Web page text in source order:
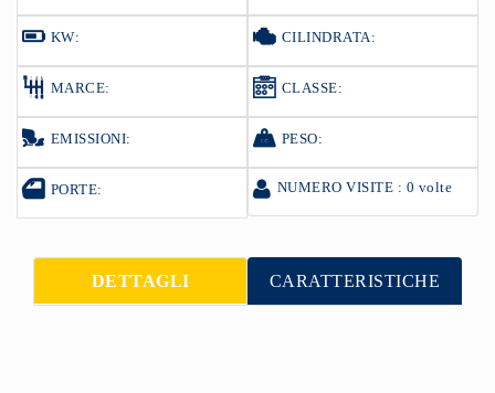
KW: CILINDRATA:
MARCE: CLASSE:
EMISSIONI: PESO:
PORTE: NUMERO VISITE : 0 volte
DETTAGLI CARATTERISTICHE